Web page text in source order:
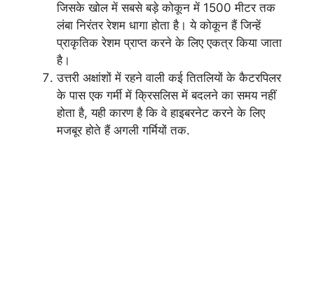
जिसके खोल में सबसे बड़े कोकून में 1500 मीटर तक
लंबा निरंतर रेशम धागा होता है। ये कोकून हैं जिन्हें
प्राकृतिक रेशम प्राप्त करने के लिए एकत्र किया जाता
है।
उत्तरी अक्षांशों में रहने वाली कई तितलियों के कैटरपिलर
के पास एक गर्मी में क्रिसलिस में बदलने का समय नहीं
होता है, यही कारण है कि वे हाइबरनेट करने के लिए
मजबूर होते हैं अगली गर्मियों तक.